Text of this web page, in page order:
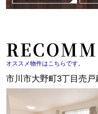
オススメ物件はこちらです。
市川市大野町3丁目売戸